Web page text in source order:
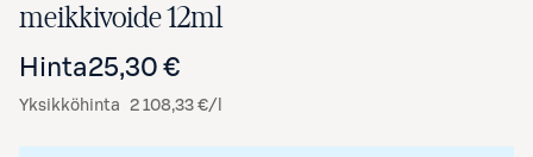
meikkivoide 12ml
Hinta25,30 €
Yksikköhinta 2 108,33 €/l